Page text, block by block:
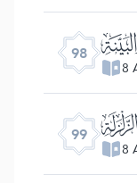
98
8
99
8